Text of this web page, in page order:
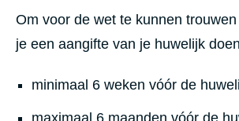
Om voor de wet te kunnen
je een aangifte van je huwelijk
minimaal 6 weken vóór de
maximaal 6 maanden vóór de